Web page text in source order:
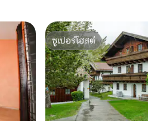
ซูเปอร์โฮสต์
ซูเปอร์โฮสต์